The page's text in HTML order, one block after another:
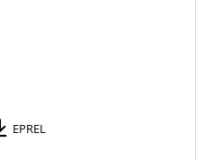
EPREL